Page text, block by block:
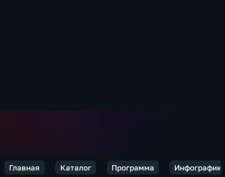
Главная Каталог Программа